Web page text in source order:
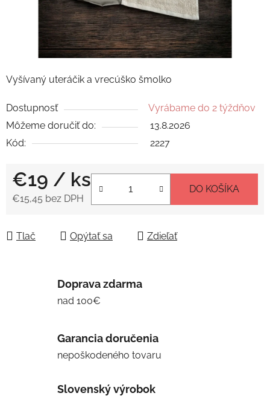
Vyšívaný uteráčik a vrecúško šmolko
Dostupnosť
Vyrábame do 2 týždňov
Môžeme doručiť do:
13.8.2026
Kód:
2227
€19 / ks
€15,45 bez DPH
DO KOŠÍKA
Tlač Opýtať sa Zdieľať
Doprava zdarma
nad 100€
Garancia doručenia
nepoškodeného tovaru
Slovenský výrobok